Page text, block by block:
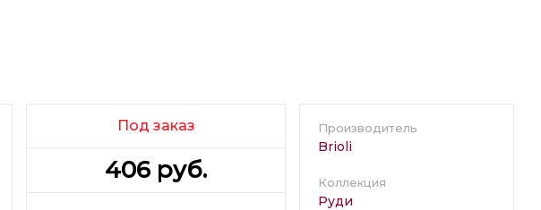
Под заказ
406 руб.
Производитель
Brioli
Коллекция
Руди